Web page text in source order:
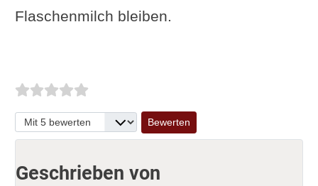
Flaschenmilch bleiben.
Bitte bewerten
Geschrieben von